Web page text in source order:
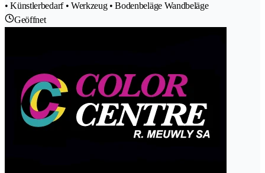
• Künstlerbedarf • Werkzeug • Bodenbeläge Wandbeläge
Geöffnet